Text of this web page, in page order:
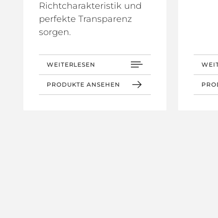
Richtcharakteristik und
perfekte Transparenz
sorgen.
WEITERLESEN
PRODUKTE ANSEHEN